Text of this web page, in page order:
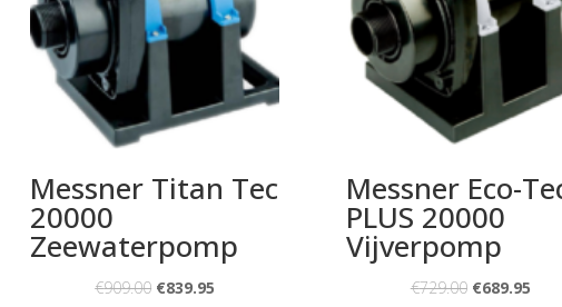
Messner Titan Tec
20000
Zeewaterpomp
€909.00 €839.95
Messner Eco-
PLUS 20000
Vijverpomp
€729.00 €689.95